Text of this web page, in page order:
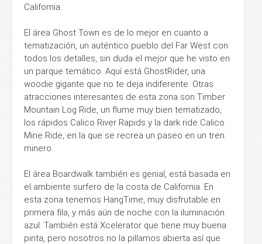
California.
El área Ghost Town es de lo mejor en cuanto a
tematización, un auténtico pueblo del Far West con
todos los detalles, sin duda el mejor que he visto en
un parque temático. Aquí está GhostRider, una
woodie gigante que no te deja indiferente. Otras
atracciones interesantes de esta zona son Timber
Mountain Log Ride, un flume muy bien tematizado,
los rápidos Calico River Rapids y la dark ride Calico
Mine Ride, en la que se recrea un paseo en un tren
minero.
El área Boardwalk también es genial, está basada en
el ambiente surfero de la costa de California. En
esta zona tenemos HangTime, muy disfrutable en
primera fila, y más aún de noche con la iluminación
azul. También está Xcelerator que tiene muy buena
pinta, pero nosotros no la pillamos abierta así que